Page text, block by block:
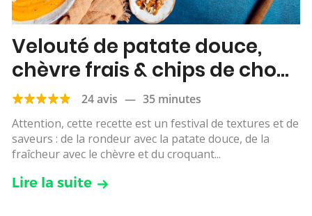
Velouté de patate douce,
chèvre frais & chips de chou
kale
24 avis — 35 minutes
Attention, cette recette est un festival de textures et de
saveurs : de la rondeur avec la patate douce, de la
fraîcheur avec le chèvre et du croquant...
Lire la suite